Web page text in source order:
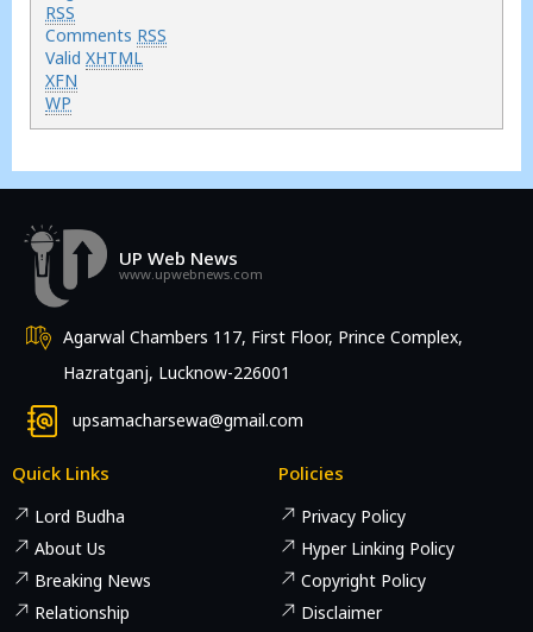
RSS
Comments RSS
Valid XHTML
XFN
WP
UP Web News
www.upwebnews.com
Agarwal Chambers 117, First Floor, Prince Complex,
Hazratganj, Lucknow-226001
upsamacharsewa@gmail.com
Quick Links
Lord Budha
About Us
Breaking News
Relationship
Policies
Privacy Policy
Hyper Linking Policy
Copyright Policy
Disclaimer